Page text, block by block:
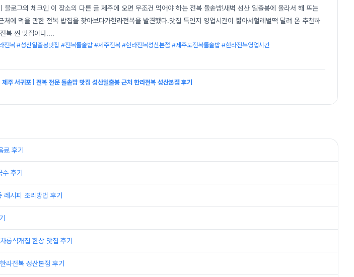
블로그의 체크인 이 장소의 다른 글 제주에 오면 무조건 먹어야 하는 전복 돌솥밥!새벽 성산 일출봉에 올라서 해 뜨는
처에 먹을 만한 전복 밥집을 찾아보다가한라전복을 발견했다.맛집 특인지 영업시간이 짧아서헐레벌떡 달려 온 추천하
복 찐 맛집이다....
전복 #성산일출봉맛집 #전복돌솥밥 #제주전복 #한라전복성산본점 #제주도전복돌솥밥 #한라전복영업시간
제주 서귀포 | 전복 전문 돌솥밥 맛집 성산일출봉 근처 한라전복 성산본점 후기
료 후기
후기
시피 조리방법 후기
롱식개집 한상 맛집 후기
라전복 성산본점 후기